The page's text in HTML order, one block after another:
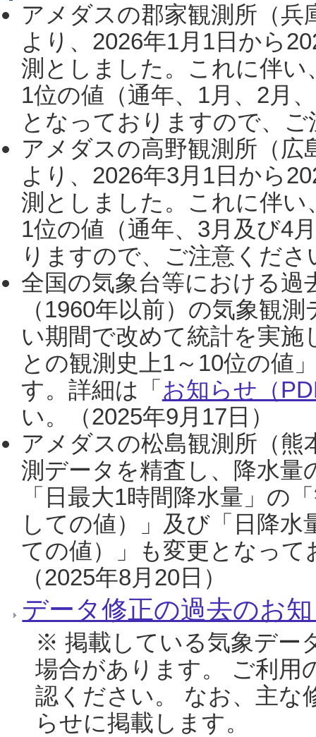
アメダスの郡家観測所（
より、2026年1月1日から
測としました。これに伴い
1位の値（通年、1月、2月
となっておりますので、
アメダスの高野観測所（
より、2026年3月1日から
測としました。これに伴い
1位の値（通年、3月及び4
りますので、ご注意くだ
全国の気象台等における過
（1960年以前）の気象観
い期間で改めて統計を実
との観測史上1～10位の値
す。詳細は「 お知らせ（
い。（2025年9月17日）
アメダスの松島観測所（熊
測データを精査し、降水
「日最大1時間降水量」の
しての値）」及び「日降
ての値）」も変更となっ
（2025年8月20日）
データ修正の過去のお
※ 掲載している気象デー
場合があります。 ご利用
認ください。 なお、主な
らせに掲載します。